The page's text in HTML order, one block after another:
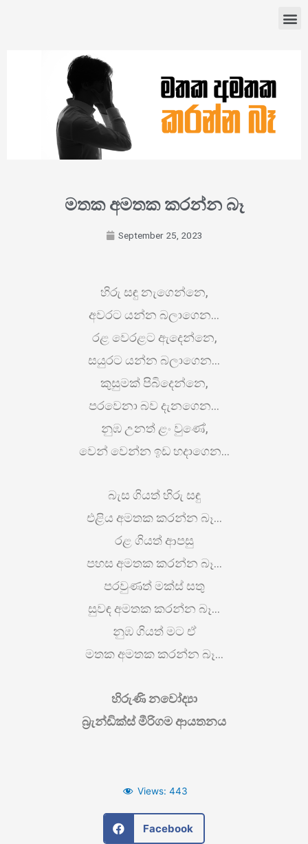
මතක අමතක කරන්න බෑ
September 25, 2023
හිරු සඳු නැගෙන්නෙ,
අවරට යන්න බලාගෙන…
රළ වෙරළට ඇදෙන්නෙ,
සයුරට යන්න බලාගෙන…
කුසුමක් පිබිදෙන්නෙ,
පරවෙනා බව දැනගෙන…
නුඹ උනත් ළං වුණේ,
වෙන් වෙන්න ඉඩ හදාගෙන…
බැස ගියත් හිරු සඳු
එළිය අමතක කරන්න බෑ…
රළ ගියත් ආපසු
පහස අමතක කරන්න බෑ…
පරවුණත් මක්ස් සතු
සුවඳ අමතක කරන්න බෑ…
නුඹ ගියත් මට ඒ
මතක අමතක කරන්න බෑ…
හිරුණි නවෝද්‍යා
බ්‍රැන්ඩික්ස් මීරිගම ආයතනය
Views: 443
Facebook